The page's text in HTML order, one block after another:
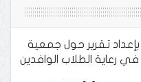
تقرير حول جمعية
في رعاية الطلاب الوافدين